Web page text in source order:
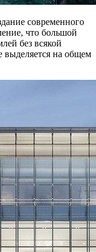
современного
что большой
без всякой
на общем